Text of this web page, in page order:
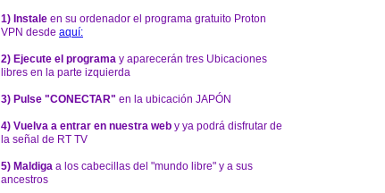
1) Instale en su ordenador el programa gratuito Proton
VPN desde aquí:
2) Ejecute el programa y aparecerán tres Ubicaciones
libres en la parte izquierda
3) Pulse "CONECTAR" en la ubicación JAPÓN
4) Vuelva a entrar en nuestra web y ya podrá disfrutar de
la señal de RT TV
5) Maldiga a los cabecillas del "mundo libre" y a sus
ancestros